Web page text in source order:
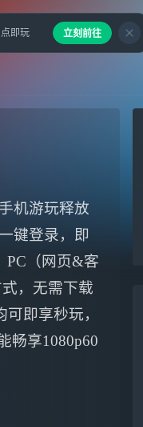
机游玩释放
键登录，即
PC（网页&客
，无需下载
即享秒玩，
畅享1080p60
即玩 立刻前往